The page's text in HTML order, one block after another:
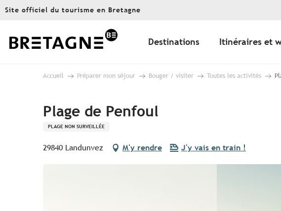
Aller
principal
Site officiel du tourisme en Bretagne
Destinations Itinéraires et
Accueil Préparer mon séjour Bouger / visiter Toutes les activités
Plage de Penfoul
PLAGE NON SURVEILLÉE
29840 Landunvez M'y rendre J'y vais en train !